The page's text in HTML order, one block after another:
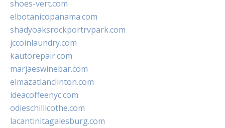
shoes-vert.com
elbotanicopanama.com
shadyoaksrockportrvpark.com
jccoinlaundry.com
kautorepair.com
marjaeswinebar.com
elmazatlanclinton.com
ideacoffeenyc.com
odieschillicothe.com
lacantinitagalesburg.com